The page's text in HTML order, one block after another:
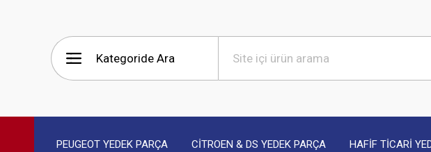
PEUGEOT YEDEK PARÇA CİTROEN & DS YEDEK PARÇA HAFİF TİCARİ